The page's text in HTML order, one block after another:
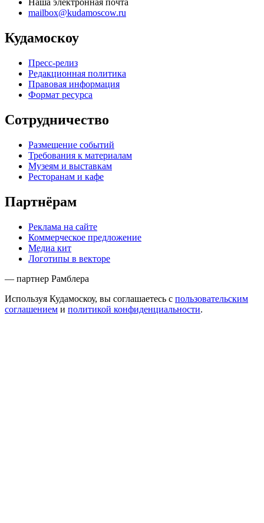
Наша электронная почта
mailbox@kudamoscow.ru
Кудамоскоу
Пресс-релиз
Редакционная политика
Правовая информация
Формат ресурса
Сотрудничество
Размещение событий
Требования к материалам
Музеям и выставкам
Ресторанам и кафе
Партнёрам
Реклама на сайте
Коммерческое предложение
Медиа кит
Логотипы в векторе
— партнер Рамблера
Используя Кудамоскоу, вы соглашаетесь с пользовательским
соглашением и политикой конфиденциальности.